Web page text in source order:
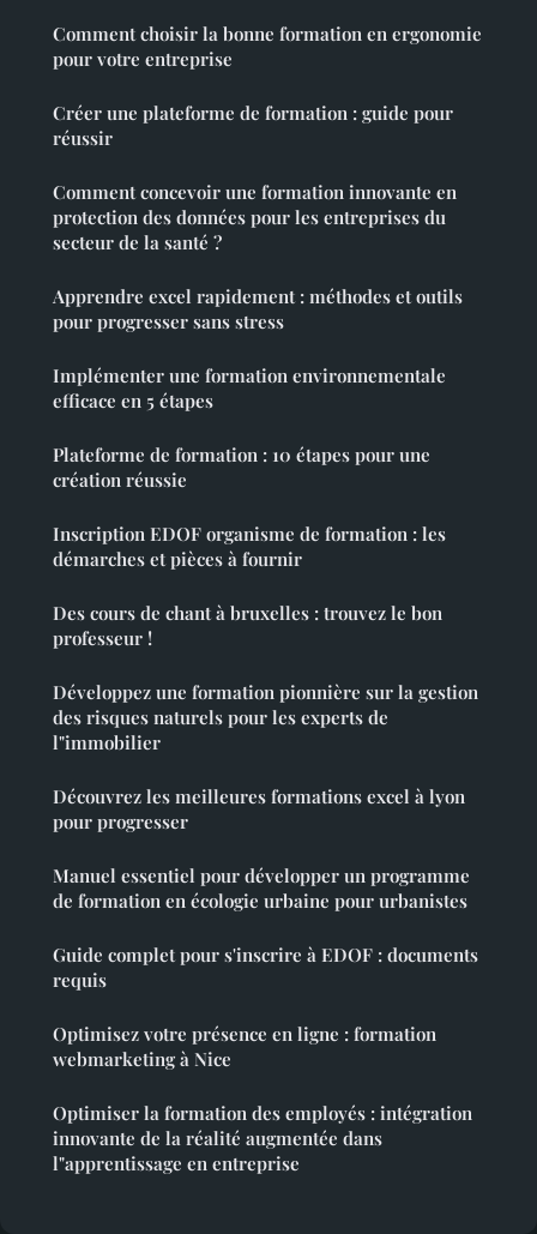
Comment choisir la bonne formation en ergonomie
pour votre entreprise
Créer une plateforme de formation : guide pour
réussir
Comment concevoir une formation innovante en
protection des données pour les entreprises du
secteur de la santé ?
Apprendre excel rapidement : méthodes et outils
pour progresser sans stress
Implémenter une formation environnementale
efficace en 5 étapes
Plateforme de formation : 10 étapes pour une
création réussie
Inscription EDOF organisme de formation : les
démarches et pièces à fournir
Des cours de chant à bruxelles : trouvez le bon
professeur !
Développez une formation pionnière sur la gestion
des risques naturels pour les experts de
l"immobilier
Découvrez les meilleures formations excel à lyon
pour progresser
Manuel essentiel pour développer un programme
de formation en écologie urbaine pour urbanistes
Guide complet pour s'inscrire à EDOF : documents
requis
Optimisez votre présence en ligne : formation
webmarketing à Nice
Optimiser la formation des employés : intégration
innovante de la réalité augmentée dans
l"apprentissage en entreprise